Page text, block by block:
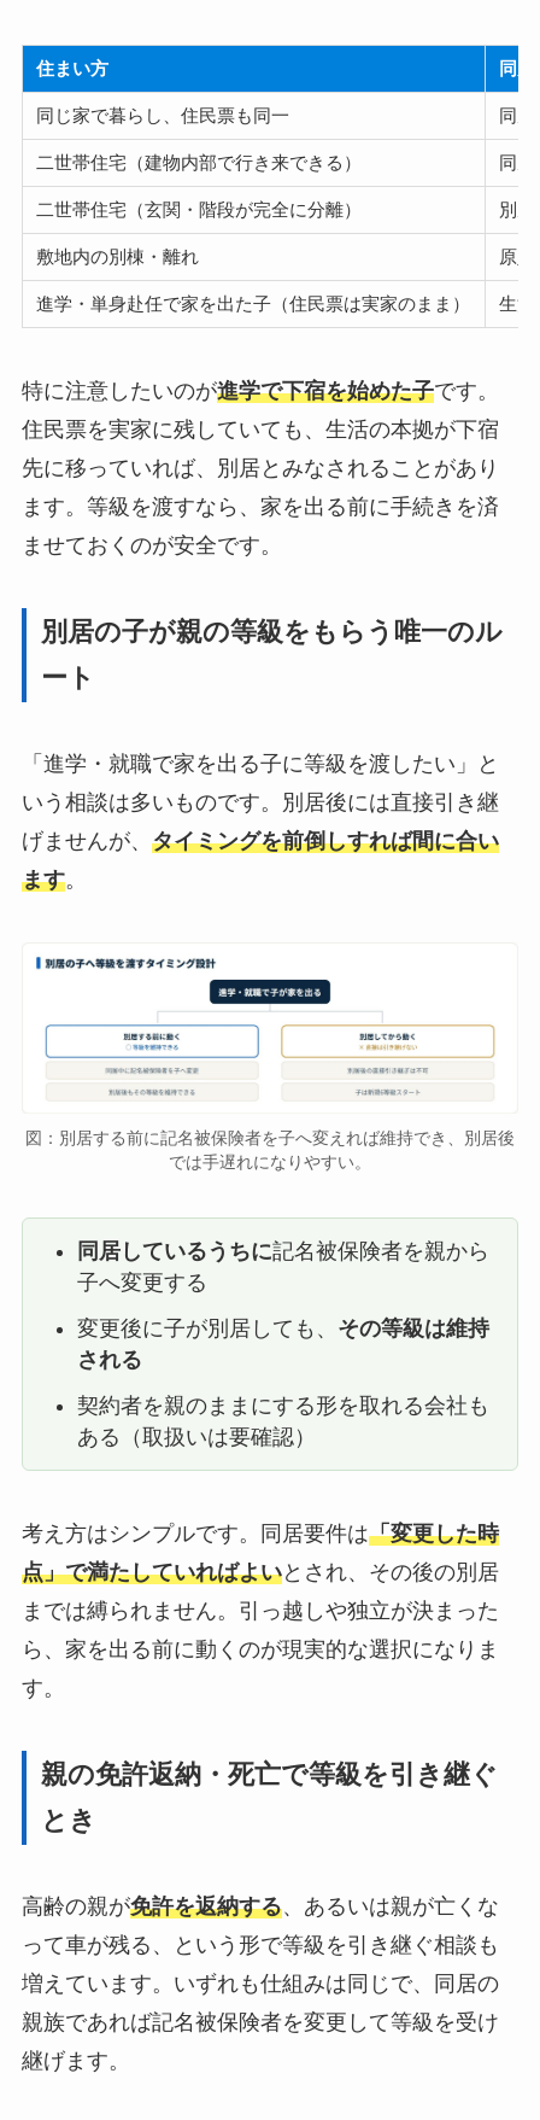
住まい方 同
同じ家で暮らし、住民票も同一 同
二世帯住宅（建物内部で行き来できる） 同
二世帯住宅（玄関・階段が完全に分離） 別
敷地内の別棟・離れ 原
進学・単身赴任で家を出た子（住民票は実家のまま） 生活
特に注意したいのが進学で下宿を始めた子です。
住民票を実家に残していても、生活の本拠が下宿
先に移っていれば、別居とみなされることがあり
ます。等級を渡すなら、家を出る前に手続きを済
ませておくのが安全です。
別居の子が親の等級をもらう唯一のル
ート
「進学・就職で家を出る子に等級を渡したい」と
いう相談は多いものです。別居後には直接引き継
げませんが、 タイミングを前倒しすれば間に合い
ます。
図：別居する前に記名被保険者を子へ変えれば維持でき、別居後
では手遅れになりやすい。
同居しているうちに記名被保険者を親から
子へ変更する
変更後に子が別居しても、 その等級は維持
される
契約者を親のままにする形を取れる会社も
ある（取扱いは要確認）
考え方はシンプルです。同居要件は「変更した時
点」で満たしていればよいとされ、その後の別居
までは縛られません。引っ越しや独立が決まった
ら、家を出る前に動くのが現実的な選択になりま
す。
親の免許返納・死亡で等級を引き継ぐ
とき
高齢の親が免許を返納する、あるいは親が亡くな
って車が残る、という形で等級を引き継ぐ相談も
増えています。いずれも仕組みは同じで、同居の
親族であれば記名被保険者を変更して等級を受け
継げます。